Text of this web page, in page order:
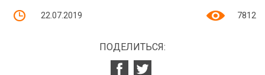
22.07.2019 7812
ПОДЕЛИТЬСЯ: